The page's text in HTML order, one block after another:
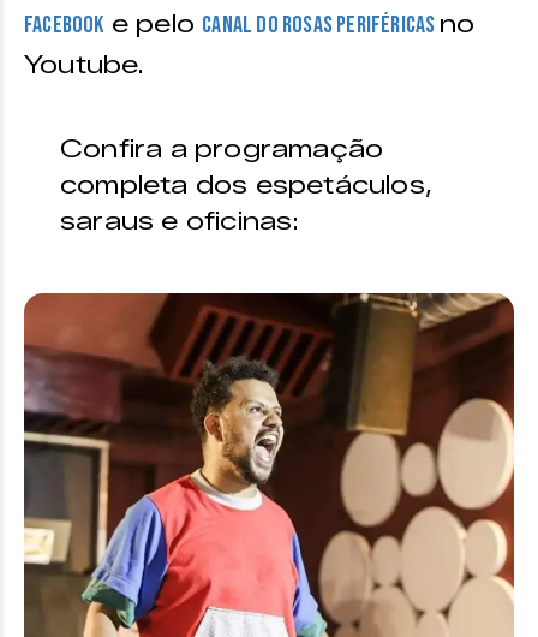
Facebook e pelo canal do Rosas Periféricas no
Youtube.
Confira a programação
completa dos espetáculos,
saraus e oficinas: